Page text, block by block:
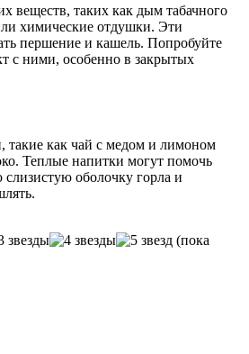
веществ, таких как дым табачного
химические отдушки. Эти
першение и кашель. Попробуйте
с ними, особенно в закрытых
такие как чай с медом и лимоном
Теплые напитки могут помочь
оболочку горла и
(пока